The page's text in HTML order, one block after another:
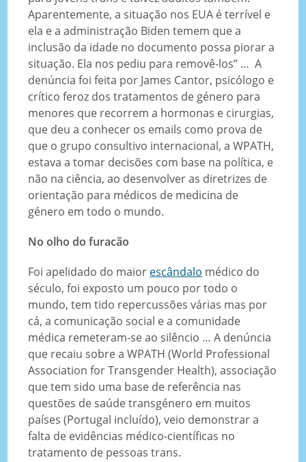
Aparentemente, a situação nos EUA é terrível e
ela e a administração Biden temem que a
inclusão da idade no documento possa piorar a
situação. Ela nos pediu para removê-los” … A
denúncia foi feita por James Cantor, psicólogo e
crítico feroz dos tratamentos de género para
menores que recorrem a hormonas e cirurgias,
que deu a conhecer os emails como prova de
que o grupo consultivo internacional, a WPATH,
estava a tomar decisões com base na política, e
não na ciência, ao desenvolver as diretrizes de
orientação para médicos de medicina de
género em todo o mundo.
No olho do furacão
Foi apelidado do maior escândalo médico do
século, foi exposto um pouco por todo o
mundo, tem tido repercussões várias mas por
cá, a comunicação social e a comunidade
médica remeteram-se ao silêncio … A denúncia
que recaiu sobre a WPATH (World Professional
Association for Transgender Health), associação
que tem sido uma base de referência nas
questões de saúde transgénero em muitos
países (Portugal incluído), veio demonstrar a
falta de evidências médico-científicas no
tratamento de pessoas trans.